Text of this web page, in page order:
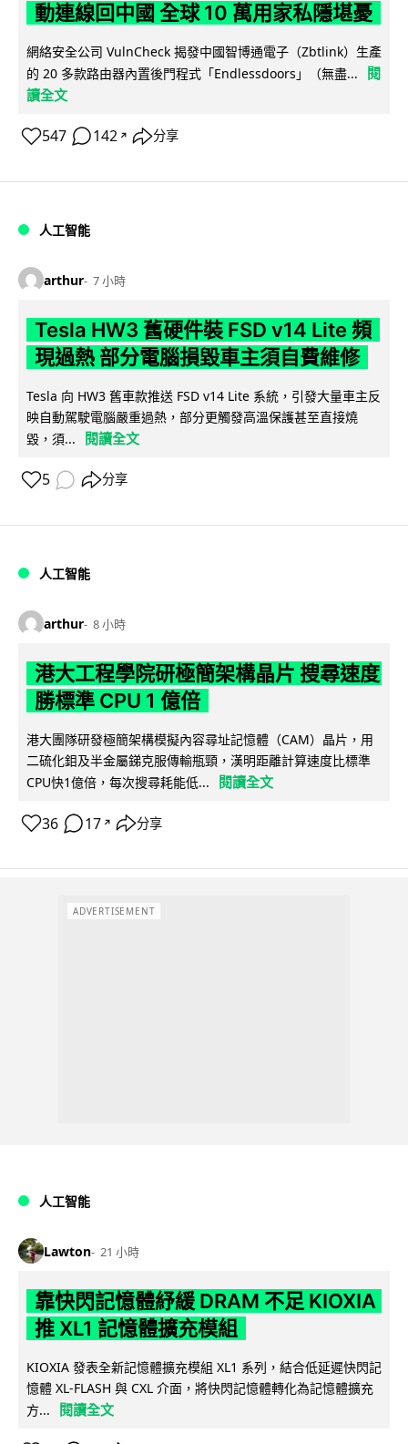
動連線回中國 全球 10 萬用家私隱堪憂
網絡安全公司 VulnCheck 揭發中國智博通電子（Zbtlink）生產
的 20 多款路由器內置後門程式「Endlessdoors」（無盡...
閱
讀全文
547 142 ↗ 分享
人工智能
arthur 7 小時
Tesla HW3 舊硬件裝 FSD v14 Lite 頻
現過熱 部分電腦損毀車主須自費維修
Tesla 向 HW3 舊車款推送 FSD v14 Lite 系統，引發大量車主反
映自動駕駛電腦嚴重過熱，部分更觸發高溫保護甚至直接燒
毀，須...
閱讀全文
5 分享
人工智能
arthur 8 小時
港大工程學院研極簡架構晶片 搜尋速度
勝標準 CPU 1 億倍
港大團隊研發極簡架構模擬內容尋址記憶體（CAM）晶片，用
二硫化鉬及半金屬銻克服傳輸瓶頸，漢明距離計算速度比標準
CPU快1億倍，每次搜尋耗能低...
閱讀全文
36 17 ↗ 分享
ADVERTISEMENT
人工智能
Lawton 21 小時
靠快閃記憶體紓緩 DRAM 不足 KIOXIA
推 XL1 記憶體擴充模組
KIOXIA 發表全新記憶體擴充模組 XL1 系列，結合低延遲快閃記
憶體 XL-FLASH 與 CXL 介面，將快閃記憶體轉化為記憶體擴充
方...
閱讀全文